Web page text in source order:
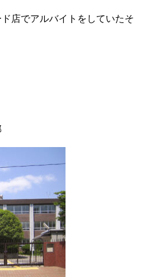
店でアルバイトをしていたそ